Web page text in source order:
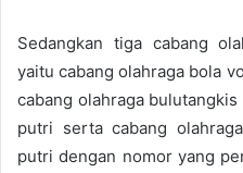
Sedangkan tiga cabang
yaitu cabang olahraga bola
cabang olahraga
putri serta cabang
putri dengan nomor yang